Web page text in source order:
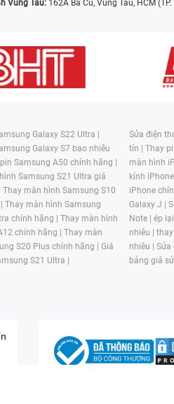
Vũng Tàu: 162A Ba Cu, Vũng Tàu, HCM
Galaxy S22 Ultra |
Galaxy S7 bao nhiêu
Samsung A50 chính hãng |
Samsung S21 Ultra giá
Thay màn hình Samsung S10
Thay màn hình Samsung
chính hãng | Thay màn hình
chính hãng | Thay màn
S20 Plus chính hãng | Giá
S21 Ultra |
Sửa điện
tín | Thay
màn hình
kính
iPhone
Galaxy J |
Note | ép
nhiêu |
nhiêu | Sửa
bảng giá